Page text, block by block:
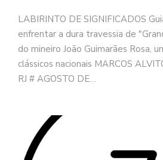
LABIRINTO DE SIGNIFICADOS
enfrentar a dura travessia de
do mineiro João Guimarães Rosa,
clássicos nacionais MARCOS
RJ # AGOSTO DE…